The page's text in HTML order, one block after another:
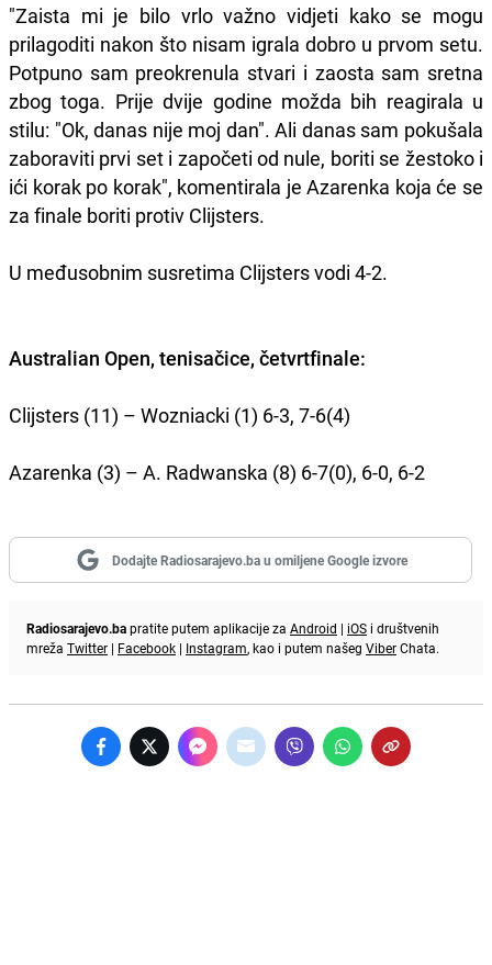
"Zaista mi je bilo vrlo važno vidjeti kako se mogu
prilagoditi nakon što nisam igrala dobro u prvom setu.
Potpuno sam preokrenula stvari i zaosta sam sretna
zbog toga. Prije dvije godine možda bih reagirala u
stilu: "Ok, danas nije moj dan". Ali danas sam pokušala
zaboraviti prvi set i započeti od nule, boriti se žestoko i
ići korak po korak", komentirala je Azarenka koja će se
za finale boriti protiv Clijsters.
U međusobnim susretima Clijsters vodi 4-2.
Australian Open, tenisačice, četvrtfinale:
Clijsters (11) – Wozniacki (1) 6-3, 7-6(4)
Azarenka (3) – A. Radwanska (8) 6-7(0), 6-0, 6-2
Dodajte Radiosarajevo.ba u omiljene Google izvore
Radiosarajevo.bapratite putem aplikacije za Android | iOS i društvenih
mreža Twitter | Facebook | Instagram, kao i putem našeg ViberChata.